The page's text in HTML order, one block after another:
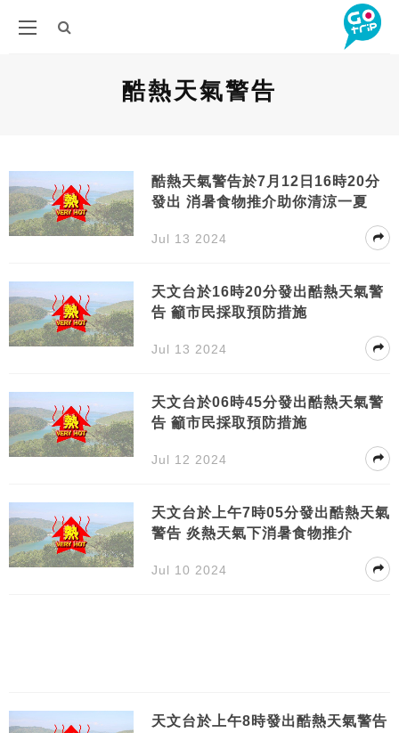
酷熱天氣警告
酷熱天氣警告於7月12日16時20分
發出 消暑食物推介助你清涼一夏
Jul 13 2024
天文台於16時20分發出酷熱天氣警
告 籲市民採取預防措施
Jul 13 2024
天文台於06時45分發出酷熱天氣警
告 籲市民採取預防措施
Jul 12 2024
天文台於上午7時05分發出酷熱天氣
警告 炎熱天氣下消暑食物推介
Jul 10 2024
天文台於上午8時發出酷熱天氣警告